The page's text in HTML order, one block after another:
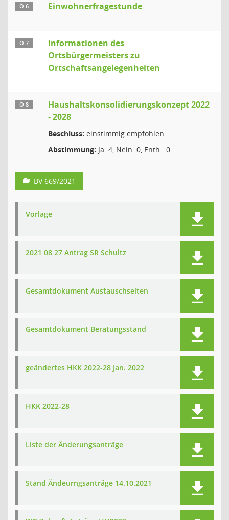
Ö 6 Einwohnerfragestunde
Ö 7
Informationen des
Ortsbürgermeisters zu
Ortschaftsangelegenheiten
Ö 8
Haushaltskonsolidierungskonzept 2022
- 2028
Beschluss: einstimmig empfohlen
Abstimmung: Ja: 4, Nein: 0, Enth.: 0
BV 669/2021
Vorlage
2021 08 27 Antrag SR Schultz
Gesamtdokument Austauschseiten
Gesamtdokument Beratungsstand
geändertes HKK 2022-28 Jan. 2022
HKK 2022-28
Liste der Änderungsanträge
Stand Ändeurngsanträge 14.10.2021